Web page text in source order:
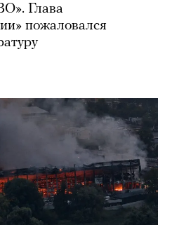
Глава
пожаловался